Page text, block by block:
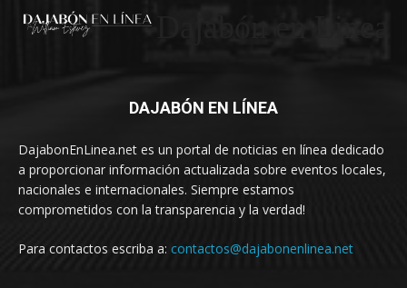
DAJABÓN EN LÍNEA
DajabonEnLinea.net es un portal de noticias en línea dedicado
a proporcionar información actualizada sobre eventos locales,
nacionales e internacionales. Siempre estamos
comprometidos con la transparencia y la verdad!
Para contactos escriba a: contactos@dajabonenlinea.net